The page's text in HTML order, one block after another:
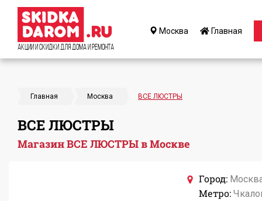
Акции и Скидки для дома и ремонта
Москва Главная
Главная Москва ВСЕ ЛЮСТРЫ
ВСЕ ЛЮСТРЫ
Магазин ВСЕ ЛЮСТРЫ в Москве
Город:
Метро: